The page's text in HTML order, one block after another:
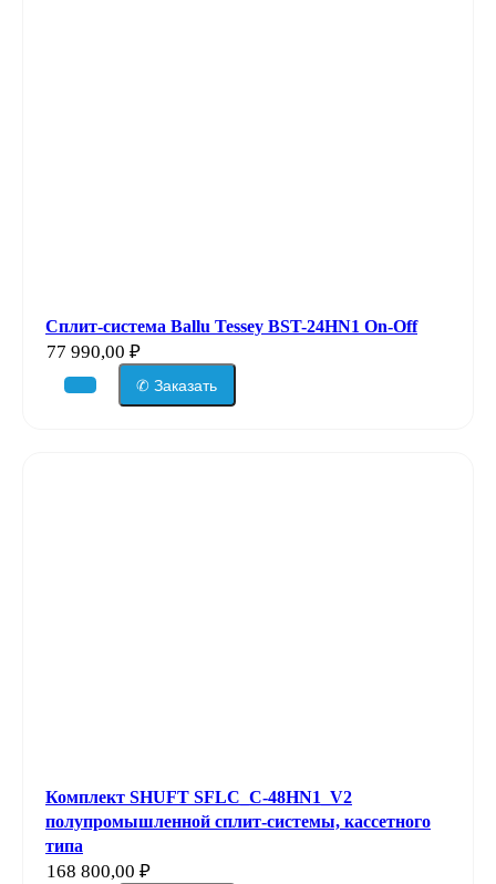
Сплит-система Ballu Tessey BST-24HN1 On-Off
77 990,00 ₽
✆ Заказать
Комплект SHUFT SFLC_C-48HN1_V2
полупромышленной сплит-системы, кассетного
типа
168 800,00 ₽